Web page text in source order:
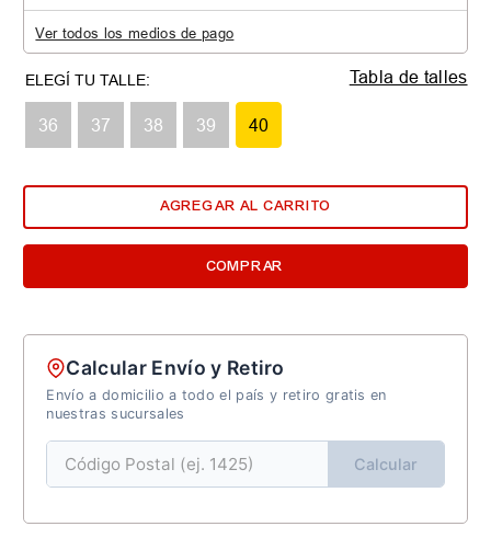
Ver todos los medios de pago
36 37 38 39 40
Tabla de talles
AGREGAR AL CARRITO
COMPRAR
Calcular Envío y Retiro
Envío a domicilio a todo el país y retiro gratis en
nuestras sucursales
Calcular